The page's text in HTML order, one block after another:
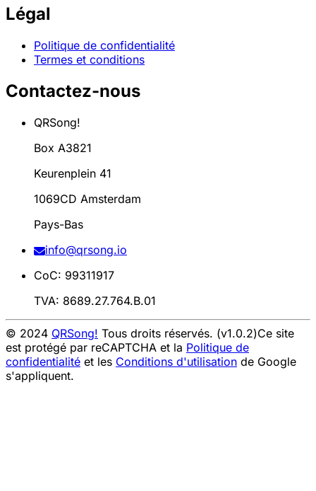
Légal
Politique de confidentialité
Termes et conditions
Contactez-nous
QRSong!
Box A3821
Keurenplein 41
1069CD Amsterdam
Pays-Bas
info@qrsong.io
CoC: 99311917
TVA: 8689.27.764.B.01
© 2024 QRSong! Tous droits réservés. (v1.0.2)Ce site
est protégé par reCAPTCHA et la Politique de
confidentialité et les Conditions d'utilisation de Google
s'appliquent.